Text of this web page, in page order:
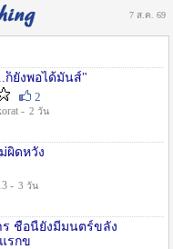
7 ส.ค. 69
ก็ยังพอได้มันส์"
2
- 2 วัน
ผิดหวัง
- 3 วัน
ชื่อนี้ยังมีมนตร์ขลัง
รกข